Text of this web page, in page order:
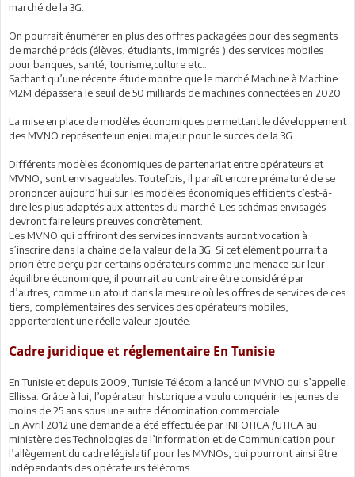
marché de la 3G.
On pourrait énumérer en plus des offres packagées pour des segments
de marché précis (élèves, étudiants, immigrés ) des services mobiles
pour banques, santé, tourisme,culture etc…
Sachant qu’une récente étude montre que le marché Machine à Machine
M2M dépassera le seuil de 50 milliards de machines connectées en 2020.
La mise en place de modèles économiques permettant le développement
des MVNO représente un enjeu majeur pour le succès de la 3G.
Différents modèles économiques de partenariat entre opérateurs et
MVNO, sont envisageables. Toutefois, il paraît encore prématuré de se
prononcer aujourd’hui sur les modèles économiques efficients c’est-à-
dire les plus adaptés aux attentes du marché. Les schémas envisagés
devront faire leurs preuves concrètement.
Les MVNO qui offriront des services innovants auront vocation à
s’inscrire dans la chaîne de la valeur de la 3G. Si cet élément pourrait a
priori être perçu par certains opérateurs comme une menace sur leur
équilibre économique, il pourrait au contraire être considéré par
d’autres, comme un atout dans la mesure où les offres de services de ces
tiers, complémentaires des services des opérateurs mobiles,
apporteraient une réelle valeur ajoutée.
Cadre juridique et réglementaire En Tunisie
En Tunisie et depuis 2009, Tunisie Télécom a lancé un MVNO qui s’appelle
Ellissa. Grâce à lui, l’opérateur historique a voulu conquérir les jeunes de
moins de 25 ans sous une autre dénomination commerciale.
En Avril 2012 une demande a été effectuée par INFOTICA /UTICA au
ministère des Technologies de l’Information et de Communication pour
l’allègement du cadre législatif pour les MVNOs, qui pourront ainsi être
indépendants des opérateurs télécoms.